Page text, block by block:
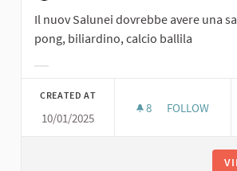
Il nuov Salunei dovrebbe avere una
pong, biliardino, calcio ballila
CREATED AT
10/01/2025
8 8 FOLLOWERS
FOLLOW